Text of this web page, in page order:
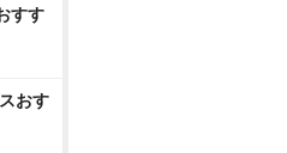
すす
おす